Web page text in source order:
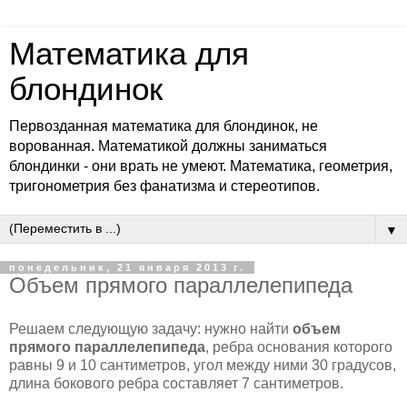
Математика для
блондинок
Первозданная математика для блондинок, не
ворованная. Математикой должны заниматься
блондинки - они врать не умеют. Математика, геометрия,
тригонометрия без фанатизма и стереотипов.
▼
понедельник, 21 января 2013 г.
Объем прямого параллелепипеда
Решаем следующую задачу: нужно найти объем
прямого параллелепипеда, ребра основания которого
равны 9 и 10 сантиметров, угол между ними 30 градусов,
длина бокового ребра составляет 7 сантиметров.